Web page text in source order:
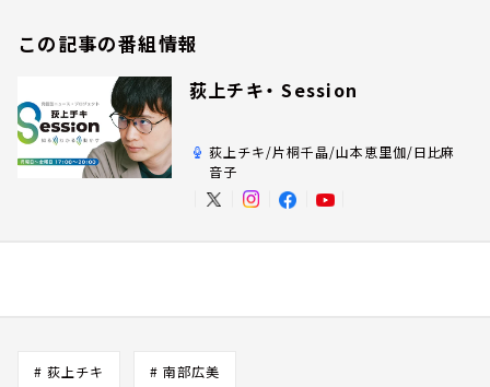
この記事の番組情報
荻上チキ・ Session
荻上チキ/片桐千晶/山本恵里伽/日比麻
音子
# 荻上チキ # 南部広美